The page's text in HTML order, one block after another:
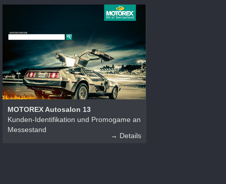
MOTOREX Autosalon 13
Kunden-Identifikation und Promogame an
Messestand
→ Details